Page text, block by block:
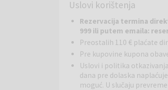
objekta moguće je uživati ​​u
ravnog ekrana sa kabelskim
Popularne znamenitosti u blizini
Tivat, udaljena 16 km od hotela
Uslovi korištenja
Rezervacija termina
999 ili putem emaila:
Preostalih 110 € plaćate
Pre kupovine kupona
Uslovi i politika
dana pre dolaska
moguć. U slučaju